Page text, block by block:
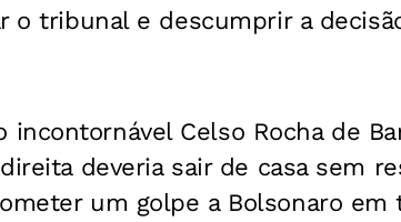
o tribunal e descumprir a
incontornável Celso Rocha de
deveria sair de casa sem
um golpe a Bolsonaro em